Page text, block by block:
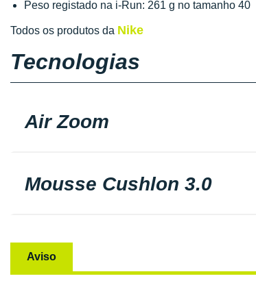
Peso registado na i-Run: 261 g no tamanho 40
Todos os produtos da Nike
Tecnologias
Air Zoom
Mousse Cushlon 3.0
Aviso